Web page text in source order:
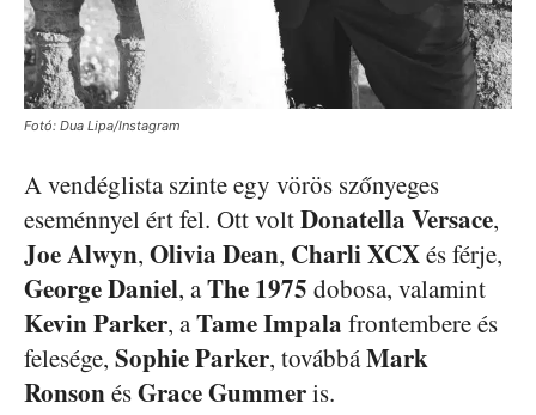
Fotó: Dua Lipa/Instagram
A vendéglista szinte egy vörös szőnyeges
eseménnyel ért fel. Ott voltDonatella Versace,
Joe Alwyn, Olivia Dean, Charli XCXés férje,
George Daniel, aThe 1975 dobosa, valamint
Kevin Parker, aTame Impala frontembere és
felesége, Sophie Parker, továbbáMark
RonsonésGrace Gummeris.